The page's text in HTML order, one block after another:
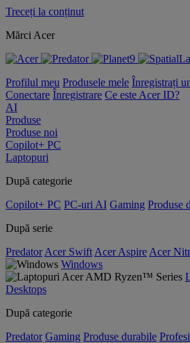
Treceți la conținut
Mărci Acer
Profilul meu Produsele mele Înregistrați
Conectare Înregistrare Ce este Acer ID?
AI
Produse
Produse noi
Copilot+ PC
Laptopuri
După categorie
Copilot+ PC PC-uri AI Gaming Produse
După serie
Predator Acer Swift Acer Aspire Acer
Windows
Desktops
După categorie
Predator Gaming Produse durabile